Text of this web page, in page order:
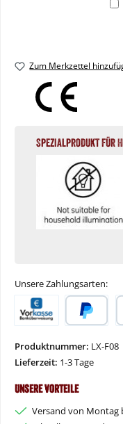
Zum Merkzettel
Spezialprodukt für
Unsere Zahlungsarten:
Produktnummer: LX-F08
Lieferzeit: 1-3 Tage
Unsere Vorteile
Versand von Montag